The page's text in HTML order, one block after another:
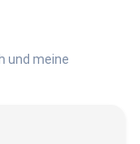
und meine